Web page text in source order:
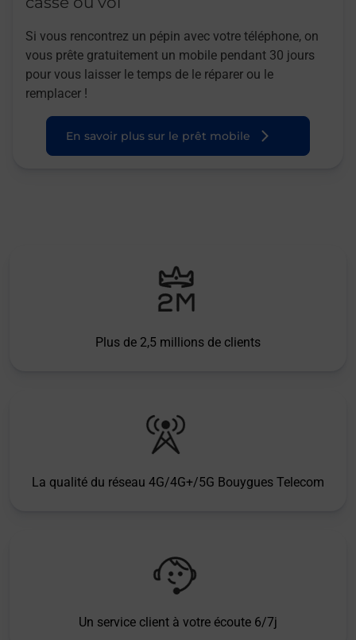
Si vous rencontrez un pépin avec votre téléphone, on
vous prête gratuitement un mobile pendant 30 jours
pour vous laisser le temps de le réparer ou le
remplacer !
En savoir plus sur le prêt mobile
Plus de 2,5 millions de clients
La qualité du réseau 4G/4G+/5G Bouygues Telecom
Un service client à votre écoute 6/7j